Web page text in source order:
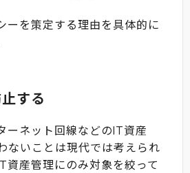
ーを策定する理由を具体的に
する
ーネット回線などのIT資産
ないことは現代では考えられ
資産管理にのみ対象を絞って